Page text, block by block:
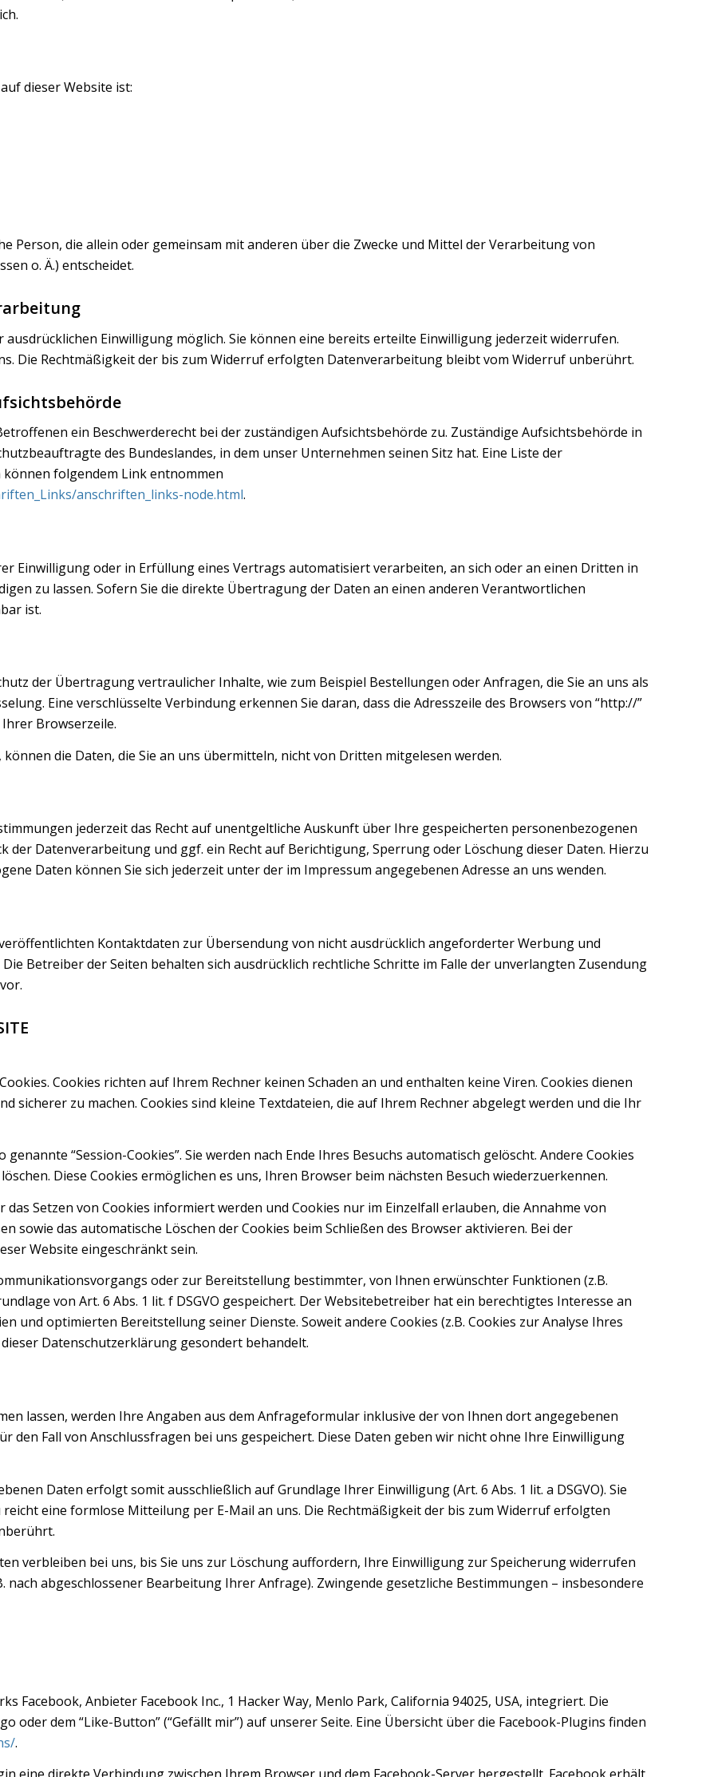
dieser Website ist:
Person, die allein oder gemeinsam mit anderen über die Zwecke und Mittel der Verarbeitung von
o. Ä.) entscheidet.
Einwilligung möglich. Sie können eine bereits erteilte Einwilligung jederzeit widerrufen.
Die Rechtmäßigkeit der bis zum Widerruf erfolgten Datenverarbeitung bleibt vom Widerruf unberührt.
ein Beschwerderecht bei der zuständigen Aufsichtsbehörde zu. Zuständige Aufsichtsbehörde in
des Bundeslandes, in dem unser Unternehmen seinen Sitz hat. Eine Liste der
folgendem Link entnommen
anschriften_links-node.html.
Einwilligung oder in Erfüllung eines Vertrags automatisiert verarbeiten, an sich oder an einen Dritten in
zu lassen. Sofern Sie die direkte Übertragung der Daten an einen anderen Verantwortlichen
ist.
der Übertragung vertraulicher Inhalte, wie zum Beispiel Bestellungen oder Anfragen, die Sie an uns als
Eine verschlüsselte Verbindung erkennen Sie daran, dass die Adresszeile des Browsers von “http://”
Browserzeile.
die Daten, die Sie an uns übermitteln, nicht von Dritten mitgelesen werden.
jederzeit das Recht auf unentgeltliche Auskunft über Ihre gespeicherten personenbezogenen
der Datenverarbeitung und ggf. ein Recht auf Berichtigung, Sperrung oder Löschung dieser Daten. Hierzu
Daten können Sie sich jederzeit unter der im Impressum angegebenen Adresse an uns wenden.
Kontaktdaten zur Übersendung von nicht ausdrücklich angeforderter Werbung und
Betreiber der Seiten behalten sich ausdrücklich rechtliche Schritte im Falle der unverlangten Zusendung
Cookies richten auf Ihrem Rechner keinen Schaden an und enthalten keine Viren. Cookies dienen
sicherer zu machen. Cookies sind kleine Textdateien, die auf Ihrem Rechner abgelegt werden und die Ihr
“Session-Cookies”. Sie werden nach Ende Ihres Besuchs automatisch gelöscht. Andere Cookies
Diese Cookies ermöglichen es uns, Ihren Browser beim nächsten Besuch wiederzuerkennen.
Setzen von Cookies informiert werden und Cookies nur im Einzelfall erlauben, die Annahme von
sowie das automatische Löschen der Cookies beim Schließen des Browser aktivieren. Bei der
Website eingeschränkt sein.
oder zur Bereitstellung bestimmter, von Ihnen erwünschter Funktionen (z.B.
von Art. 6 Abs. 1 lit. f DSGVO gespeichert. Der Websitebetreiber hat ein berechtigtes Interesse an
und optimierten Bereitstellung seiner Dienste. Soweit andere Cookies (z.B. Cookies zur Analyse Ihres
Datenschutzerklärung gesondert behandelt.
lassen, werden Ihre Angaben aus dem Anfrageformular inklusive der von Ihnen dort angegebenen
den Fall von Anschlussfragen bei uns gespeichert. Diese Daten geben wir nicht ohne Ihre Einwilligung
Daten erfolgt somit ausschließlich auf Grundlage Ihrer Einwilligung (Art. 6 Abs. 1 lit. a DSGVO). Sie
eine formlose Mitteilung per E-Mail an uns. Die Rechtmäßigkeit der bis zum Widerruf erfolgten
verbleiben bei uns, bis Sie uns zur Löschung auffordern, Ihre Einwilligung zur Speicherung widerrufen
abgeschlossener Bearbeitung Ihrer Anfrage). Zwingende gesetzliche Bestimmungen – insbesondere
Facebook, Anbieter Facebook Inc., 1 Hacker Way, Menlo Park, California 94025, USA, integriert. Die
oder dem “Like-Button” (“Gefällt mir”) auf unserer Seite. Eine Übersicht über die Facebook-Plugins finden
.